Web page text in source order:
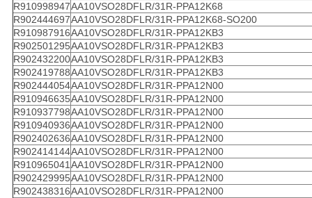
R910998947AA10VSO28DFLR/31R-PPA12K68
R902444697AA10VSO28DFLR/31R-PPA12K68-SO200
R910987916AA10VSO28DFLR/31R-PPA12KB3
R902501295AA10VSO28DFLR/31R-PPA12KB3
R902432200AA10VSO28DFLR/31R-PPA12KB3
R902419788AA10VSO28DFLR/31R-PPA12KB3
R902444054AA10VSO28DFLR/31R-PPA12N00
R910946635AA10VSO28DFLR/31R-PPA12N00
R910937798AA10VSO28DFLR/31R-PPA12N00
R910940936AA10VSO28DFLR/31R-PPA12N00
R902402636AA10VSO28DFLR/31R-PPA12N00
R902414144AA10VSO28DFLR/31R-PPA12N00
R910965041AA10VSO28DFLR/31R-PPA12N00
R902429995AA10VSO28DFLR/31R-PPA12N00
R902438316AA10VSO28DFLR/31R-PPA12N00